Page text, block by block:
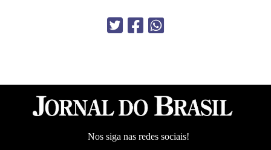
Nos siga nas redes sociais!